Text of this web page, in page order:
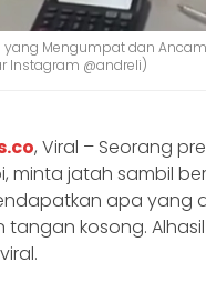
Mengumpat dan Ancam
Instagram @andreli)
, Viral – Seorang
minta jatah sambil
apa yang
tangan kosong.